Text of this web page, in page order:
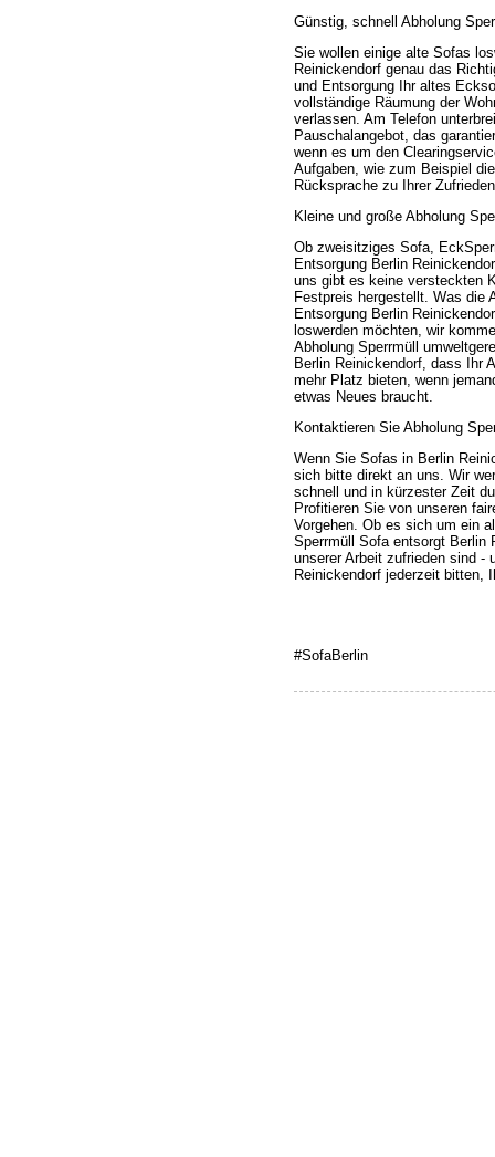
Günstig, schnell Abholung
Sie wollen einige alte Sofas
Reinickendorf genau das
und Entsorgung Ihr altes
vollständige Räumung der
verlassen. Am Telefon
Pauschalangebot, das
wenn es um den
Aufgaben, wie zum Beispiel
Rücksprache zu Ihrer
Kleine und große Abholung
Ob zweisitziges Sofa,
Entsorgung Berlin
uns gibt es keine versteckten
Festpreis hergestellt. Was die
Entsorgung Berlin
loswerden möchten, wir
Abholung Sperrmüll
Berlin Reinickendorf, dass Ihr
mehr Platz bieten, wenn
etwas Neues braucht.
Kontaktieren Sie Abholung
Wenn Sie Sofas in Berlin
sich bitte direkt an uns. Wir
schnell und in kürzester Zeit
Profitieren Sie von unseren
Vorgehen. Ob es sich um ein
Sperrmüll Sofa entsorgt Berlin
unserer Arbeit zufrieden sind -
Reinickendorf jederzeit bitten,
#SofaBerlin